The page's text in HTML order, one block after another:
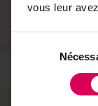
vous leur
consentement